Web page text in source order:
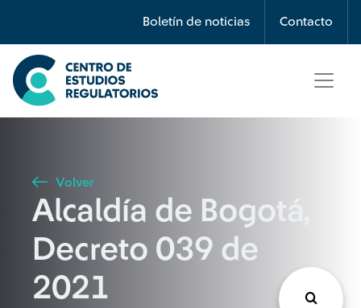
Boletín de noticias Contacto
Búsqueda
Seleccione país
Buscar
Volver
Alcaldía de Bogotá,
Decreto 039 de
2021